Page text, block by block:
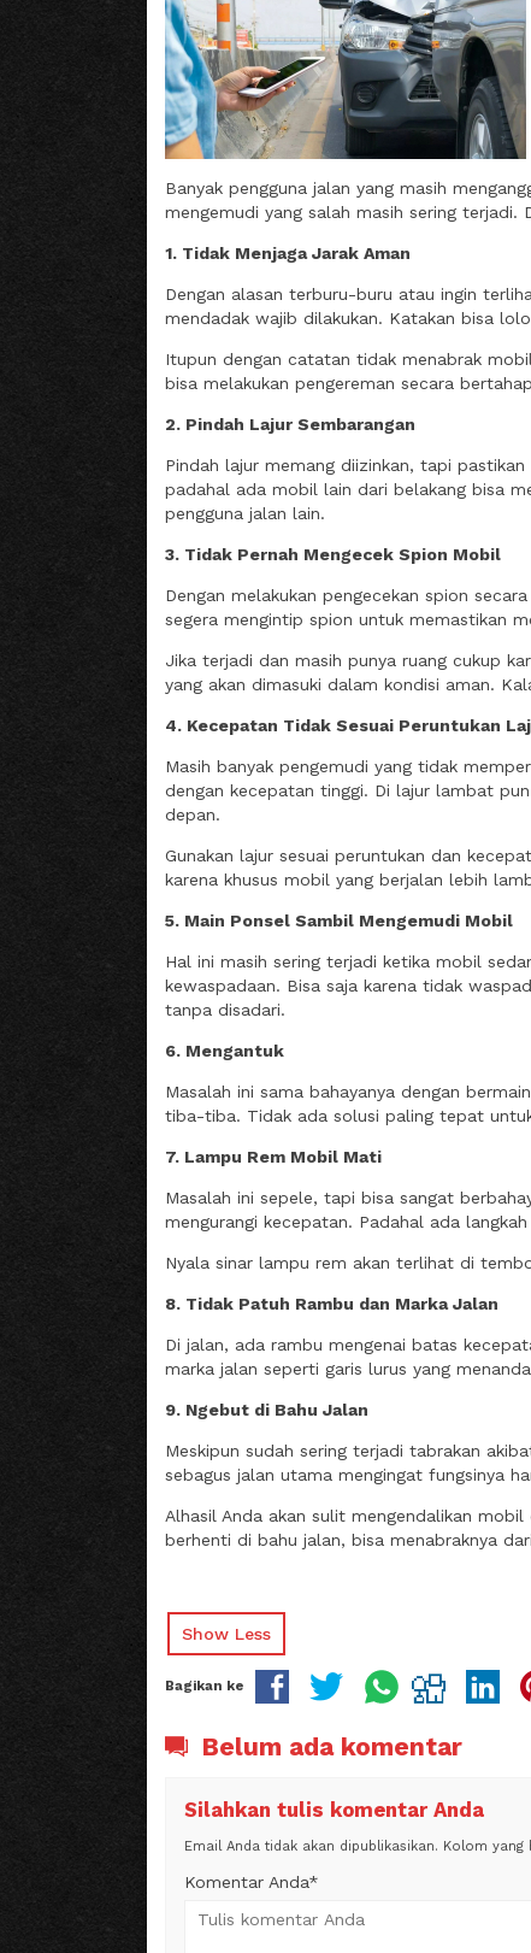
Banyak pengguna jalan yang masih
mengemudi yang salah masih sering terjadi.
1. Tidak Menjaga Jarak Aman
Dengan alasan terburu-buru atau ingin
mendadak wajib dilakukan. Katakan bisa
Itupun dengan catatan tidak menabrak
bisa melakukan pengereman secara
2. Pindah Lajur Sembarangan
Pindah lajur memang diizinkan, tapi
padahal ada mobil lain dari belakang bisa
pengguna jalan lain.
3. Tidak Pernah Mengecek Spion Mobil
Dengan melakukan pengecekan spion
segera mengintip spion untuk memastikan
Jika terjadi dan masih punya ruang cukup
yang akan dimasuki dalam kondisi aman.
4. Kecepatan Tidak Sesuai Peruntukan
Masih banyak pengemudi yang tidak
dengan kecepatan tinggi. Di lajur lambat
depan.
Gunakan lajur sesuai peruntukan dan
karena khusus mobil yang berjalan lebih
5. Main Ponsel Sambil Mengemudi Mobil
Hal ini masih sering terjadi ketika mobil
kewaspadaan. Bisa saja karena tidak
tanpa disadari.
6. Mengantuk
Masalah ini sama bahayanya dengan
tiba-tiba. Tidak ada solusi paling tepat
7. Lampu Rem Mobil Mati
Masalah ini sepele, tapi bisa sangat
mengurangi kecepatan. Padahal ada
Nyala sinar lampu rem akan terlihat di
8. Tidak Patuh Rambu dan Marka Jalan
Di jalan, ada rambu mengenai batas
marka jalan seperti garis lurus yang
9. Ngebut di Bahu Jalan
Meskipun sudah sering terjadi tabrakan
sebagus jalan utama mengingat fungsinya
Alhasil Anda akan sulit mengendalikan
berhenti di bahu jalan, bisa menabraknya
Show Less
Bagikan ke
Belum ada komentar
Silahkan tulis komentar Anda
Email Anda tidak akan dipublikasikan. Kolom
Komentar Anda*